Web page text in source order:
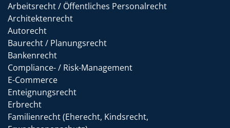
Arbeitsrecht / Öffentliches Personalrecht
Architektenrecht
Autorecht
Baurecht / Planungsrecht
Bankenrecht
Compliance- / Risk-Management
E-Commerce
Enteignungsrecht
Erbrecht
Familienrecht (Eherecht, Kindsrecht,